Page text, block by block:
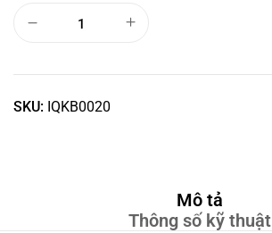
SKU: IQKB0020
Mô tả
Thông số kỹ thuật